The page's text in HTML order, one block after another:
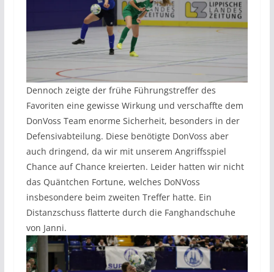
Dennoch zeigte der frühe Führungstreffer des
Favoriten eine gewisse Wirkung und verschaffte dem
DonVoss Team enorme Sicherheit, besonders in der
Defensivabteilung. Diese benötigte DonVoss aber
auch dringend, da wir mit unserem Angriffsspiel
Chance auf Chance kreierten. Leider hatten wir nicht
das Quäntchen Fortune, welches DoNVoss
insbesondere beim zweiten Treffer hatte. Ein
Distanzschuss flatterte durch die Fanghandschuhe
von Janni.